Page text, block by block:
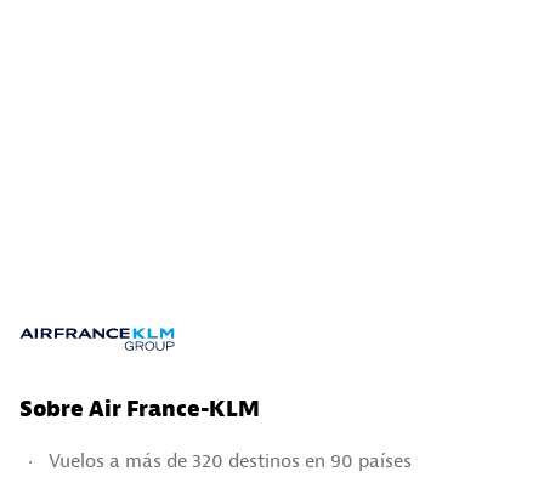
Sobre Air France-KLM
Vuelos a más de 320 destinos en 90 países